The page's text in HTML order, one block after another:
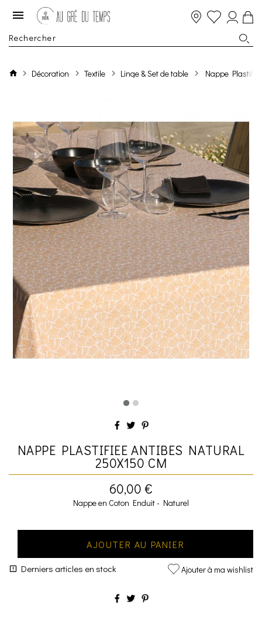
Décoration Textile Linge & Set de table Nappe
NAPPE PLASTIFIEE ANTIBES NATURAL
250X150 CM
60,00 €
Nappe en Coton Enduit - Naturel
AJOUTER AU PANIER
Derniers articles en stock Ajouter à ma wishlist